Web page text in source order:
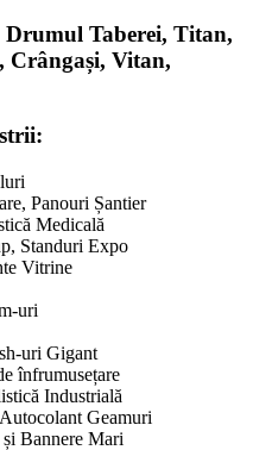
Taberei, Titan,
Crângași, Vitan,
Panouri Șantier
Medicală
Standuri Expo
Vitrine
uri
uri Gigant
înfrumusețare
Industrială
Geamuri
Bannere Mari